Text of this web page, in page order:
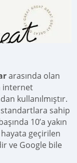
arasında olan
internet
kullanılmıştır.
sahip
10’a yakın
hayata geçirilen
ve Google bile